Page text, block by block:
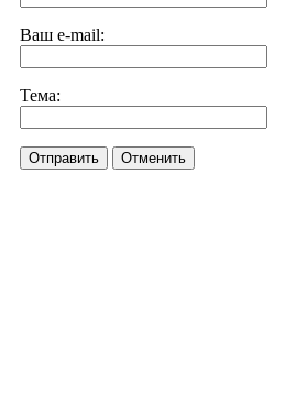
Ваш e-mail:
Тема:
Отправить Отменить